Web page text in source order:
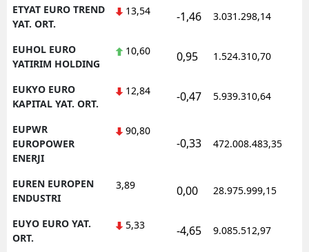
ETYAT EURO TREND
YAT. ORT.
13,54 -1,46 3.031.298,14
EUHOL EURO
YATIRIM HOLDING
10,60 0,95 1.524.310,70
EUKYO EURO
KAPITAL YAT. ORT.
12,84 -0,47 5.939.310,64
EUPWR
EUROPOWER
ENERJI
90,80
-0,33 472.008.483,35
EUREN EUROPEN
ENDUSTRI
3,89 0,00 28.975.999,15
EUYO EURO YAT.
ORT.
5,33 -4,65 9.085.512,97